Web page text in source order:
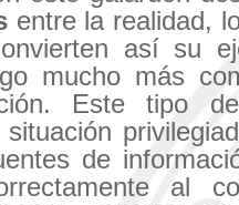
entre la realidad,
así su
mucho más
Este tipo
de
al